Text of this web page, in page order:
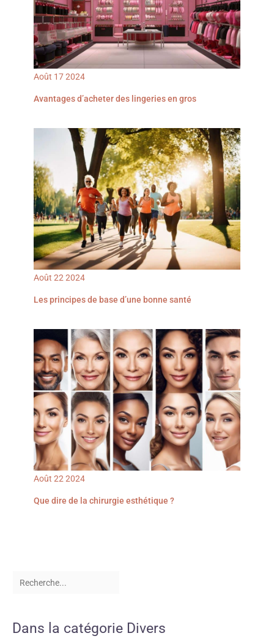
L'installation est simple et rapide, pour une expérience
maquillage optimale
Août 172024
Avantages d’acheter des lingeries en gros
Août 22 2024
Les principes de base d’une bonne santé
Août 22 2024
Que dire de la chirurgie esthétique ?
Dans la catégorie Divers